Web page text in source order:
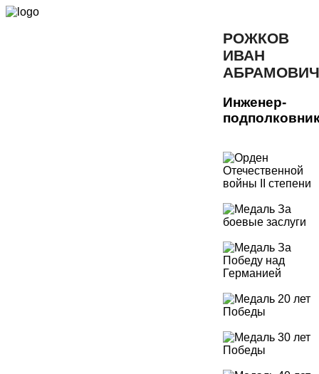
РОЖКОВ
ИВАН
АБРАМОВИЧ
Инженер-